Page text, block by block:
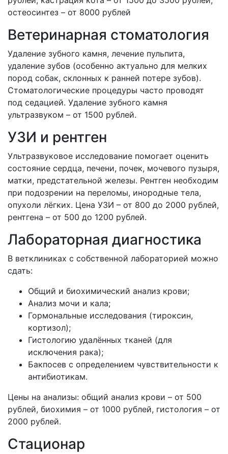
остеосинтез – от 8000 рублей
Ветеринарная стоматология
Удаление зубного камня, лечение пульпита,
удаление зубов (особенно актуально для мелких
пород собак, склонных к ранней потере зубов).
Стоматологические процедуры часто проводят
под седацией. Удаление зубного камня
ультразвуком – от 1500 рублей.
УЗИ и рентген
Ультразвуковое исследование помогает оценить
состояние сердца, печени, почек, мочевого пузыря,
матки, предстательной железы. Рентген необходим
при подозрении на переломы, инородные тела,
опухоли лёгких. Цена УЗИ – от 800 до 2000 рублей,
рентгена – от 500 до 1200 рублей.
Лабораторная диагностика
В ветклиниках с собственной лабораторией можно
сдать:
Общий и биохимический анализ крови;
Анализ мочи и кала;
Гормональные исследования (тироксин,
кортизол);
Гистологию удалённых тканей (для
исключения рака);
Бакпосев с определением чувствительности к
антибиотикам.
Цены на анализы: общий анализ крови – от 500
рублей, биохимия – от 1000 рублей, гистология – от
2000 рублей.
Стационар